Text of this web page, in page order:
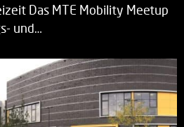
Das MTE Mobility Meetup
und…